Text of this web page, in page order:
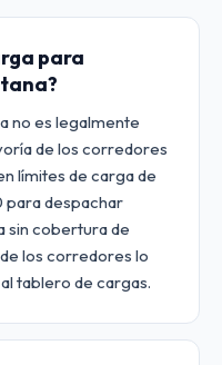
para
no es legalmente
de los corredores
límites de carga de
para despachar
sin cobertura de
los corredores lo
tablero de cargas.